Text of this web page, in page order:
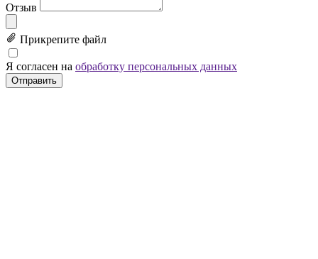
Отзыв
Прикрепите файл
Я согласен на обработку персональных данных